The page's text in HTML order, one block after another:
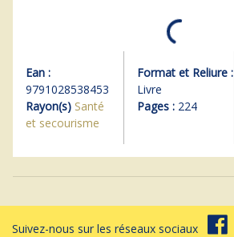
Ean :
9791028538453
Rayon(s) Santé
et secourisme
Format et Reliure :
Livre
Pages :224
Suivez-nous sur les réseaux sociaux